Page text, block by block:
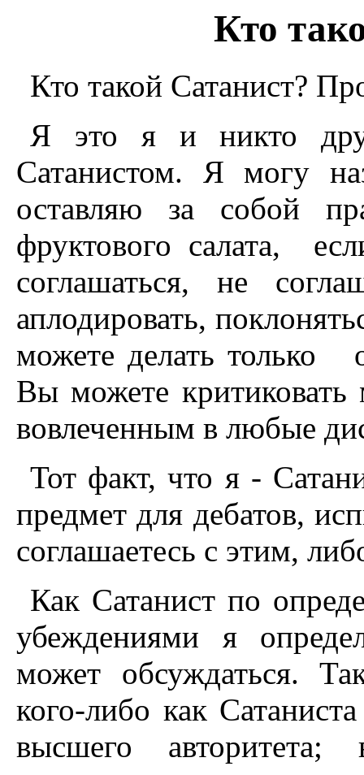
Кто
Кто такой Сатанист?
Я это я и никто
Сатанистом. Я могу
оставляю за собой
фруктового салата,
соглашаться, не
аплодировать,
можете делать только
Вы можете
вовлеченным в любые
Тот факт, что я -
предмет для дебатов,
соглашаетесь с этим,
Как Сатанист по
убеждениями я
может обсуждаться.
кого-либо как
высшего